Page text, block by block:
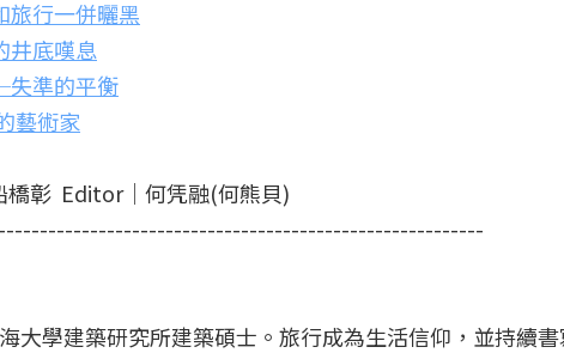
行一併曬黑
底嘆息
準的平衡
藝術家
彰 Editor│何凭融(何熊貝)
大學建築研究所建築碩士。旅行成為生活信仰，並持續